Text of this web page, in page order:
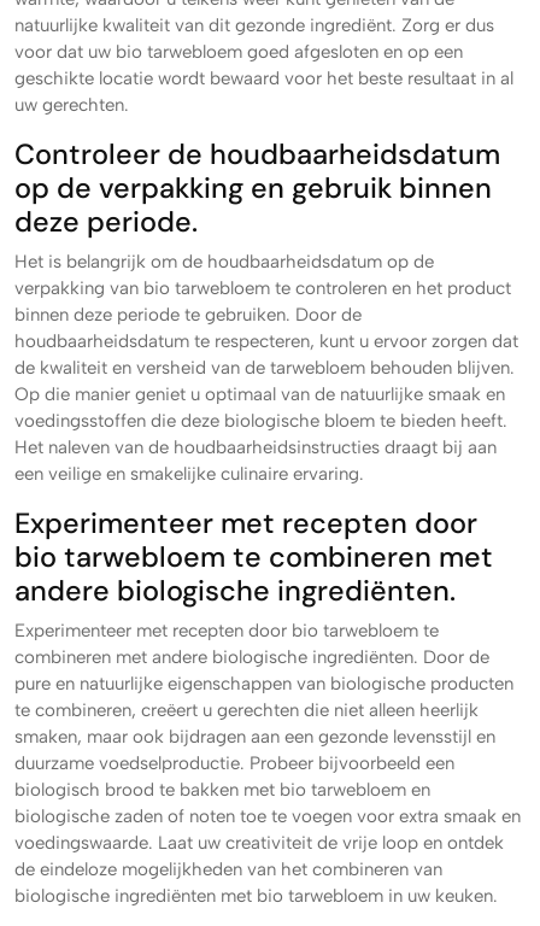
natuurlijke kwaliteit van dit gezonde ingrediënt. Zorg er dus
voor dat uw bio tarwebloem goed afgesloten en op een
geschikte locatie wordt bewaard voor het beste resultaat in al
uw gerechten.
Controleer de houdbaarheidsdatum
op de verpakking en gebruik binnen
deze periode.
Het is belangrijk om de houdbaarheidsdatum op de
verpakking van bio tarwebloem te controleren en het product
binnen deze periode te gebruiken. Door de
houdbaarheidsdatum te respecteren, kunt u ervoor zorgen dat
de kwaliteit en versheid van de tarwebloem behouden blijven.
Op die manier geniet u optimaal van de natuurlijke smaak en
voedingsstoffen die deze biologische bloem te bieden heeft.
Het naleven van de houdbaarheidsinstructies draagt bij aan
een veilige en smakelijke culinaire ervaring.
Experimenteer met recepten door
bio tarwebloem te combineren met
andere biologische ingrediënten.
Experimenteer met recepten door bio tarwebloem te
combineren met andere biologische ingrediënten. Door de
pure en natuurlijke eigenschappen van biologische producten
te combineren, creëert u gerechten die niet alleen heerlijk
smaken, maar ook bijdragen aan een gezonde levensstijl en
duurzame voedselproductie. Probeer bijvoorbeeld een
biologisch brood te bakken met bio tarwebloem en
biologische zaden of noten toe te voegen voor extra smaak en
voedingswaarde. Laat uw creativiteit de vrije loop en ontdek
de eindeloze mogelijkheden van het combineren van
biologische ingrediënten met bio tarwebloem in uw keuken.